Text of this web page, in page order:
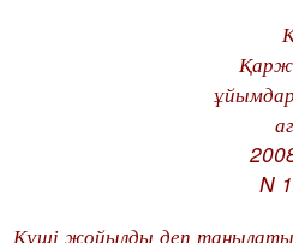
Қазақстан
N
Күші жойылды деп